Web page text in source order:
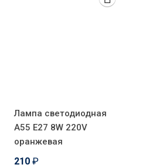
Лампа светодиодная
A55 E27 8W 220V
оранжевая
210 ₽